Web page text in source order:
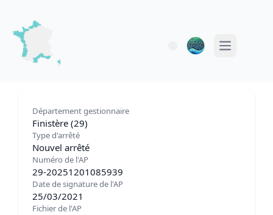
Open main
Département gestionnaire
Finistère (29)
Type d'arrêté
Nouvel arrêté
Numéro de l'AP
29-20251201085939
Date de signature de l'AP
25/03/2021
Fichier de l'AP